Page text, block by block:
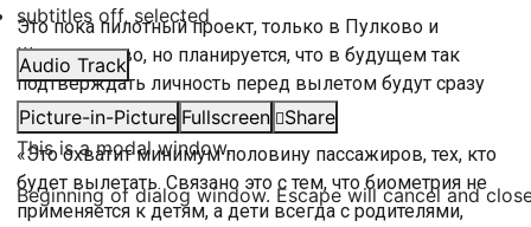
subtitles off, selected
Audio Track
Picture-in-Picture Fullscreen
Share
This is a modal window.
Beginning of dialog window. Escape will cancel and
Это пока пилотный проект, только в Пулково и
Шереметьево, но планируется, что в будущем так
подтверждать личность перед вылетом будут сразу
несколько миллионов человек.
«Это охватит минимум половину пассажиров, тех, кто
будет вылетать. Связано это с тем, что биометрия не
применяется к детям, а дети всегда с родителями,